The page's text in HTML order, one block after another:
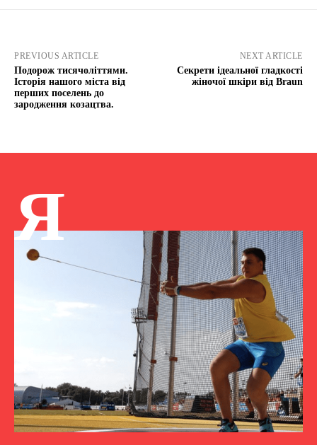
PREVIOUS ARTICLE
Подорож тисячоліттями.
Історія нашого міста від
перших поселень до
зародження козацтва.
NEXT ARTICLE
Секрети ідеальної гладкості
жіночої шкіри від Braun
Я